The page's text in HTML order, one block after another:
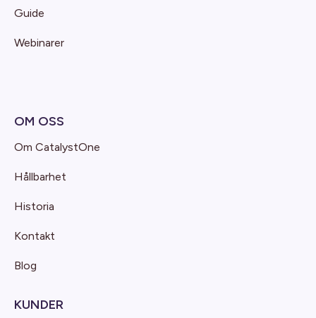
Guide
Webinarer
OM OSS
Om CatalystOne
Hållbarhet
Historia
Kontakt
Blog
KUNDER